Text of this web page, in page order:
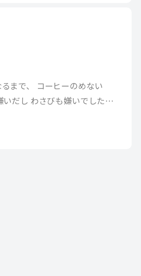
まで、 コーヒーのめない
いだし わさびも嫌いでした。
苦味や辛さがあるか